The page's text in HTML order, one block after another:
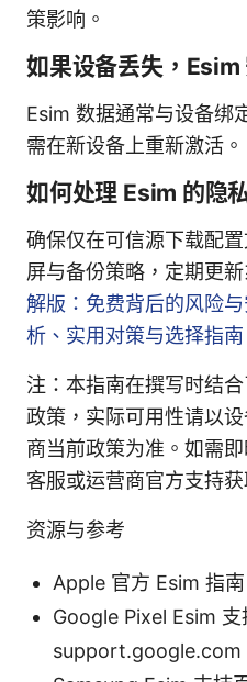
策影响。
如果设备丢失，Esim
Esim 数据通常与设备绑
需在新设备上重新激活。
如何处理 Esim 的隐
确保仅在可信源下载配
屏与备份策略，定期更新
解版：免费背后的风险
析、实用对策与选择指南
注：本指南在撰写时结
政策，实际可用性请以
商当前政策为准。如需
客服或运营商官方支持获
资源与参考
Apple 官方 Esim 指
Google Pixel Esim
support.google.com